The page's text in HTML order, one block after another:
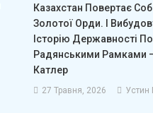
Казахстан Повертає
Золотої Орди. І
Історію Державності
Радянськими Рамками
Катлер
27 Травня, 2026 Устин